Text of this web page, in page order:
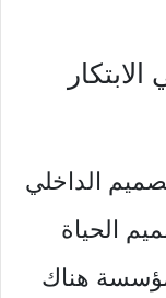
الداخلي
الحياة
هناك